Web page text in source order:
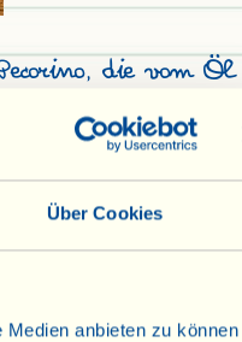
Über Cookies
anbieten zu können
die vom Öl
geschnitten
Oliven, den